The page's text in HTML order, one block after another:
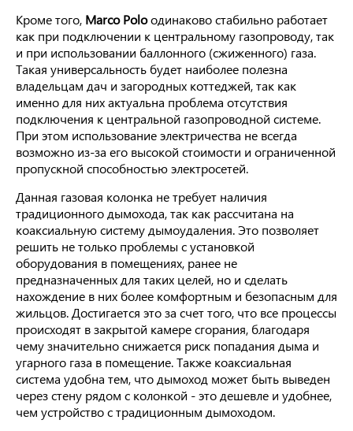
Кроме того, Marco Poloодинаково стабильно работает
как при подключении к центральному газопроводу, так
и при использовании баллонного (сжиженного) газа.
Такая универсальность будет наиболее полезна
владельцам дач и загородных коттеджей, так как
именно для них актуальна проблема отсутствия
подключения к центральной газопроводной системе.
При этом использование электричества не всегда
возможно из-за его высокой стоимости и ограниченной
пропускной способностью электросетей.
Данная газовая колонка не требует наличия
традиционного дымохода, так как рассчитана на
коаксиальную систему дымоудаления. Это позволяет
решить не только проблемы с установкой
оборудования в помещениях, ранее не
предназначенных для таких целей, но и сделать
нахождение в них более комфортным и безопасным для
жильцов. Достигается это за счет того, что все процессы
происходят в закрытой камере сгорания, благодаря
чему значительно снижается риск попадания дыма и
угарного газа в помещение. Также коаксиальная
система удобна тем, что дымоход может быть выведен
через стену рядом с колонкой - это дешевле и удобнее,
чем устройство с традиционным дымоходом.